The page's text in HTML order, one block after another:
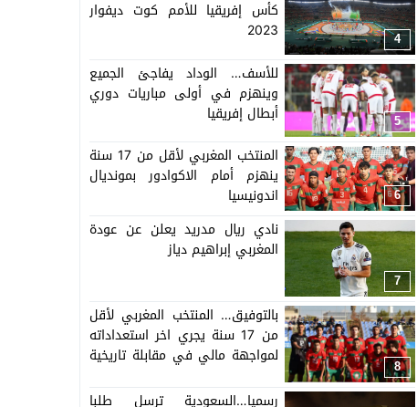
4
كأس إفريقيا للأمم كوت ديفوار
2023
5
للأسف… الوداد يفاجئ الجميع
وينهزم في أولى مباريات دوري
أبطال إفريقيا
6
المنتخب المغربي لأقل من 17 سنة
ينهزم أمام الاكوادور بمونديال
اندونيسيا
7
نادي ريال مدريد يعلن عن عودة
المغربي إبراهيم دياز
8
بالتوفيق… المنتخب المغربي لأقل
من 17 سنة يجري اخر استعداداته
لمواجهة مالي في مقابلة تاريخية
رسميا…السعودية ترسل طلبا